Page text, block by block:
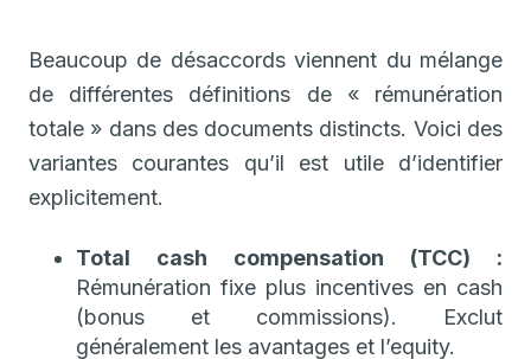
Beaucoup de désaccords viennent du mélange
de différentes définitions de « rémunération
totale » dans des documents distincts. Voici des
variantes courantes qu’il est utile d’identifier
explicitement.
Total cash compensation (TCC) :
Rémunération fixe plus incentives en cash
(bonus et commissions). Exclut
généralement les avantages et l’equity.